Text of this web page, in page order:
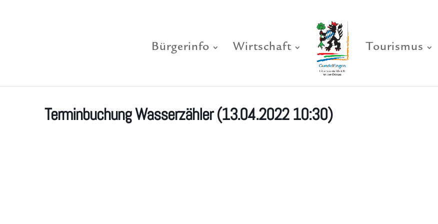
Bürgerinfo Wirtschaft Tourismus
Terminbuchung Wasserzähler (13.04.2022 10:30)